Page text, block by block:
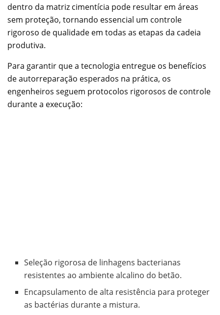
dentro da matriz cimentícia pode resultar em áreas
sem proteção, tornando essencial um controle
rigoroso de qualidade em todas as etapas da cadeia
produtiva.
Para garantir que a tecnologia entregue os benefícios
de autorreparação esperados na prática, os
engenheiros seguem protocolos rigorosos de controle
durante a execução:
Seleção rigorosa de linhagens bacterianas
resistentes ao ambiente alcalino do betão.
Encapsulamento de alta resistência para proteger
as bactérias durante a mistura.